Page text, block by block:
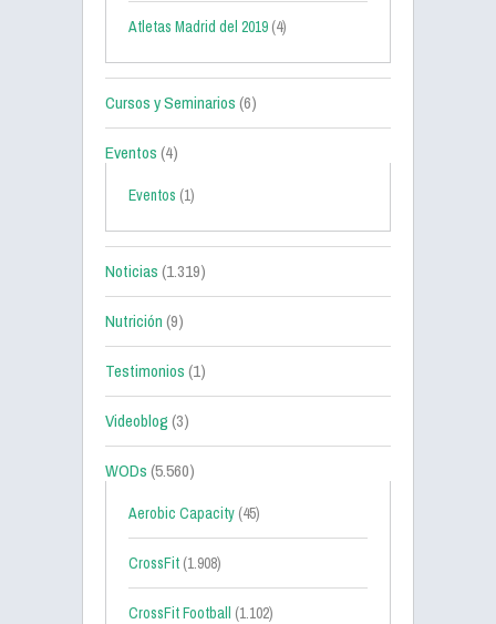
Atletas Madrid del 2019 (4)
Cursos y Seminarios(6)
Eventos(4)
Eventos (1)
Noticias(1.319)
Nutrición(9)
Testimonios(1)
Videoblog(3)
WODs(5.560)
Aerobic Capacity (45)
CrossFit (1.908)
CrossFit Football (1.102)